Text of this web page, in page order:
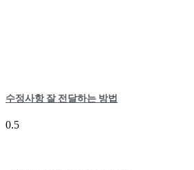
수정사항 잘 전달하는 방법